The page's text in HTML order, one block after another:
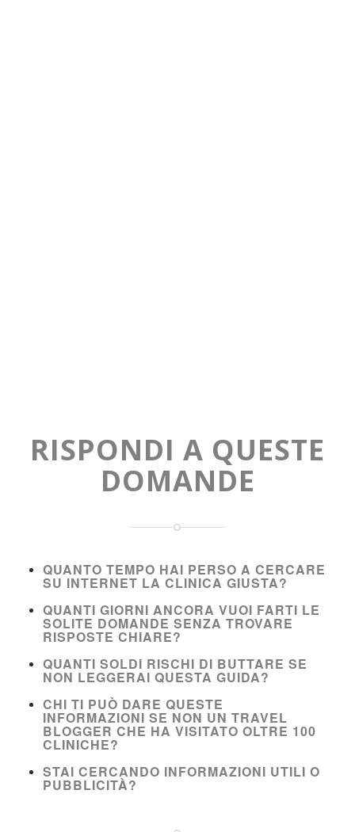
RISPONDI A QUESTE
DOMANDE
QUANTO TEMPO HAI PERSO A CERCARE
SU INTERNET LA CLINICA GIUSTA?
QUANTI GIORNI ANCORA VUOI FARTI LE
SOLITE DOMANDE SENZA TROVARE
RISPOSTE CHIARE?
QUANTI SOLDI RISCHI DI BUTTARE SE
NON LEGGERAI QUESTA GUIDA?
CHI TI PUÒ DARE QUESTE
INFORMAZIONI SE NON UN TRAVEL
BLOGGER CHE HA VISITATO OLTRE 100
CLINICHE?
STAI CERCANDO INFORMAZIONI UTILI O
PUBBLICITÀ?